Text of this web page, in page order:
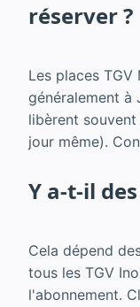
réserver ?
Les places TGV
généralement à
libèrent
jour même).
Y a-t-il
Cela dépend
tous les TGV
l'abonnement.